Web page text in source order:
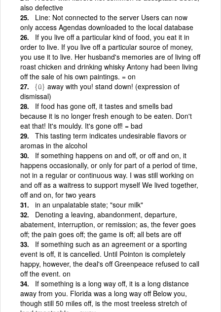
also defective
Line: Not connected to the server Users can now
only access Agendas downloaded to the local database
If you live off a particular kind of food, you eat it in
order to live. If you live off a particular source of money,
you use it to live. Her husband's memories are of living off
roast chicken and drinking whisky Antony had been living
off the sale of his own paintings. = on
{ü} away with you! stand down! (expression of
dismissal)
If food has gone off, it tastes and smells bad
because it is no longer fresh enough to be eaten. Don't
eat that! It's mouldy. It's gone off! = bad
This tasting term indicates undesirable flavors or
aromas in the alcohol
If something happens on and off, or off and on, it
happens occasionally, or only for part of a period of time,
not in a regular or continuous way. I was still working on
and off as a waitress to support myself We lived together,
off and on, for two years
in an unpalatable state; "sour milk"
Denoting a leaving, abandonment, departure,
abatement, interruption, or remission; as, the fever goes
off; the pain goes off; the game is off; all bets are off
If something such as an agreement or a sporting
event is off, it is cancelled. Until Pointon is completely
happy, however, the deal's off Greenpeace refused to call
off the event. on
If something is a long way off, it is a long distance
away from you. Florida was a long way off Below you,
though still 50 miles off, is the most treeless stretch of